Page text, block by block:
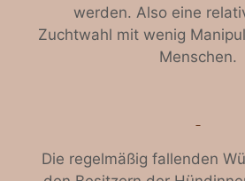
werden. Also eine
Zuchtwahl mit wenig
Menschen.
Die regelmäßig fallenden